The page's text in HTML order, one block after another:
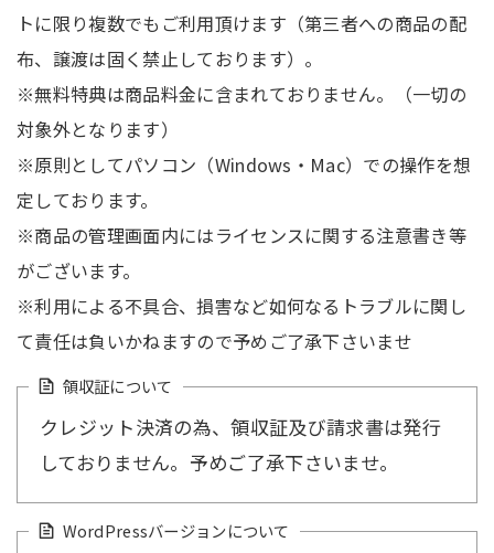
トに限り複数でもご利用頂けます（第三者への商品の配
布、譲渡は固く禁止しております）。
※無料特典は商品料金に含まれておりません。（一切の
対象外となります）
※原則としてパソコン（Windows・Mac）での操作を想
定しております。
※商品の管理画面内にはライセンスに関する注意書き等
がございます。
※利用による不具合、損害など如何なるトラブルに関し
て責任は負いかねますので予めご了承下さいませ
領収証について
クレジット決済の為、領収証及び請求書は発行
しておりません。予めご了承下さいませ。
WordPressバージョンについて